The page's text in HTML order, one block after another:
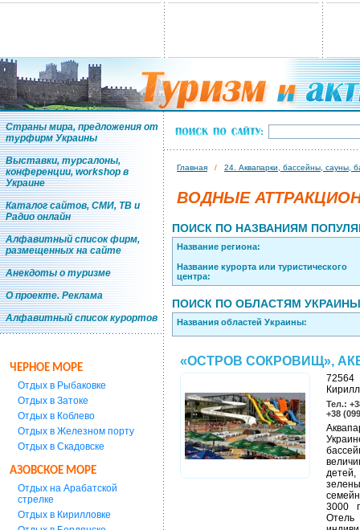
Страны мира, предложения от
турфирм Украины
Выставки, турсалоны,
конференции, workshop в
Украине
Каталог сайтов, СМИ, ТВ и
Радио онлайн
Алфавитный список фирм,
размещенных на сайте
Анекдоты о туризме
О проекте. Реклама
Алфавитный список курортов
ЧЕРНОЕ МОРЕ
Отдых в Рыбаковке
Отдых в Затоке
Отдых в Коблево
Отдых в Железном порту
Отдых в Скадовске
АЗОВСКОЕ МОРЕ
Отдых на Арабатской
стрелке
Отдых в Кирилловке
Главная / 24. Аквапарки, бассейны, сауны,
ВОДНЫЕ
ПОИСК ПО НАЗВАНИЯМ
Название региона:
Название курорта или туристического
центра:
ПОИСК ПО ОБЛАСТЯМ УКРАИНЫ
Названия областей Украины:
«ОСТРОВ СОКРОВИЩ»,
72564
Тел.:
+38
3000